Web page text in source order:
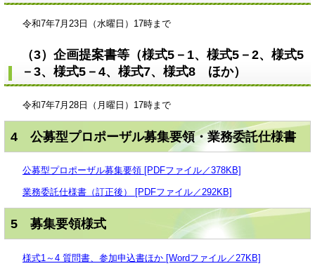
令和7年7月23日（水曜日）17時まで
（3）企画提案書等（様式5－1、様式5－2、様式5
－3、様式5－4、様式7、様式8 ほか）
令和7年7月28日（月曜日）17時まで
4 公募型プロポーザル募集要領・業務委託仕様書
公募型プロポーザル募集要領 [PDFファイル／378KB]
業務委託仕様書（訂正後） [PDFファイル／292KB]
5 募集要領様式
様式1～4 質問書、参加申込書ほか [Wordファイル／27KB]